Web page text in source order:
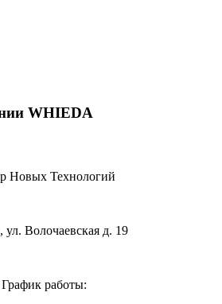
WHIEDA
Новых Технологий
ул. Волочаевская д. 19
График работы: